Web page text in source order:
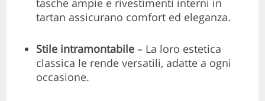
tasche ampie e rivestimenti interni in
tartan assicurano comfort ed eleganza.
Stile intramontabile – La loro estetica
classica le rende versatili, adatte a ogni
occasione.